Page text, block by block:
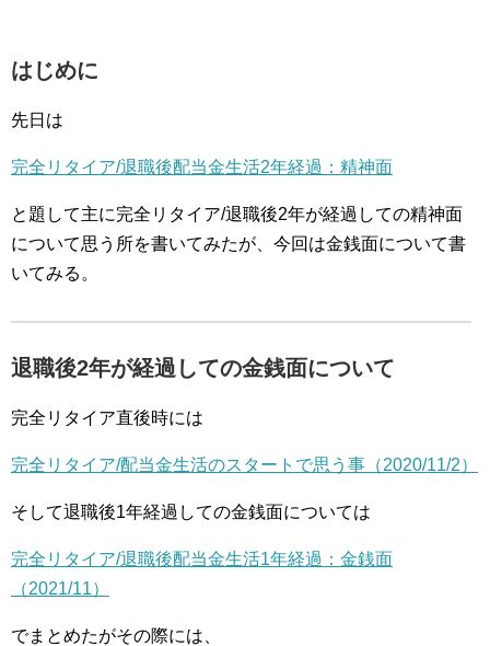
はじめに
先日は
完全リタイア/退職後配当金生活2年経過：精神面
と題して主に完全リタイア/退職後2年が経過しての精神面
について思う所を書いてみたが、今回は金銭面について書
いてみる。
退職後2年が経過しての金銭面について
完全リタイア直後時には
完全リタイア/配当金生活のスタートで思う事（2020/11/2）
そして退職後1年経過しての金銭面については
完全リタイア/退職後配当金生活1年経過：金銭面
（2021/11）
でまとめたがその際には、